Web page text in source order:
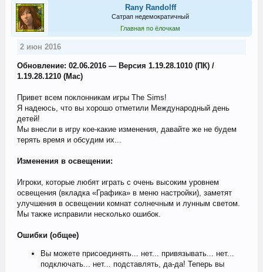
Rany Randolff
Сатрап недемократичный
Главная по ёлочкам
2 июн 2016
Обновление: 02.06.2016 — Версия 1.19.28.1010 (ПК) /
1.19.28.1210 (Mac)
Привет всем поклонникам игры The Sims!
Я надеюсь, что вы хорошо отметили Международный день
детей!
Мы внесли в игру кое-какие изменения, давайте же не будем
терять время и обсудим их...
Изменения в освещении:
Игроки, которые любят играть с очень высоким уровнем
освещения (вкладка «Графика» в меню настройки), заметят
улучшения в освещении комнат солнечным и лунным светом.
Мы также исправили несколько ошибок.
Ошибки (общее)
Вы можете присоединять... нет... привязывать... нет...
подключать... нет... подставлять, да-да! Теперь вы